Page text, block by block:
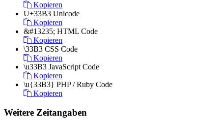
Kopieren
U+33B3 Unicode
Kopieren
&#13235; HTML Code
Kopieren
\33B3 CSS Code
Kopieren
\u33B3 JavaScript Code
Kopieren
\u{33B3} PHP / Ruby Code
Kopieren
Weitere Zeitangaben